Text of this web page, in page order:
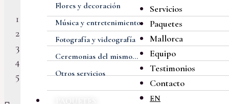
Flores y decoración
Música y entretenimiento
Fotografía y videografía
Ceremonias del mismo...
Otros servicios
Servicios
Paquetes
Mallorca
Equipo
Testimonios
Contacto
EN